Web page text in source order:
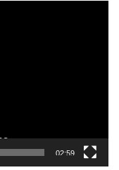
02:59